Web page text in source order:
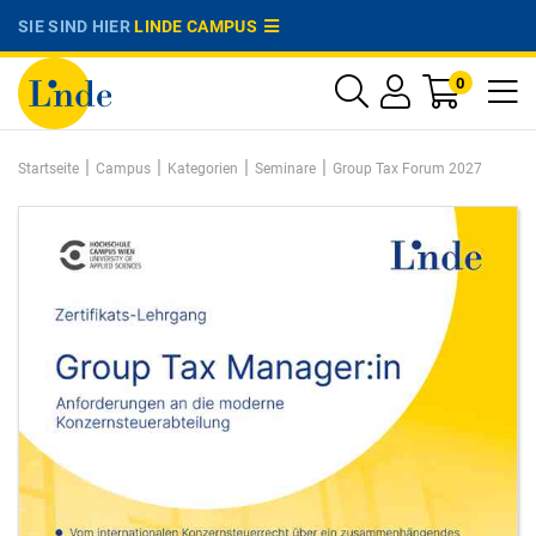
SIE SIND HIERLINDE CAMPUS
0
Startseite | Campus | Kategorien | Seminare | Group Tax Forum 2027